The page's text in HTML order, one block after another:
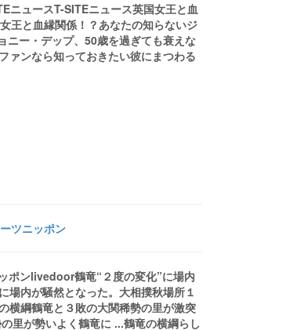
ニュースT-SITEニュース英国女王と血
王と血縁関係！？あなたの知らないジ
ニー・デップ、50歳を過ぎても衰えな
ァンなら知っておきたい彼にまつわる
ツニッポン
ポンlivedoor鶴竜“２度の変化”に場内
内が騒然となった。大相撲秋場所１
横綱鶴竜と３敗の大関稀勢の里が激突
里が勢いよく鶴竜に ...鶴竜の横綱らし